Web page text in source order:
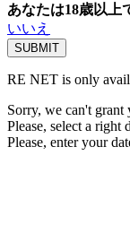
あなたは18歳以上
いいえ
RE NET is only
Sorry, we can't grant
Please, select a right
Please, enter your